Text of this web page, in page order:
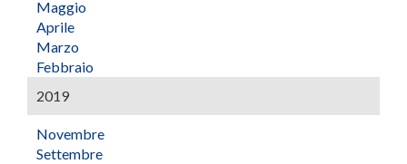
Maggio
Aprile
Marzo
Febbraio
2019
Novembre
Settembre